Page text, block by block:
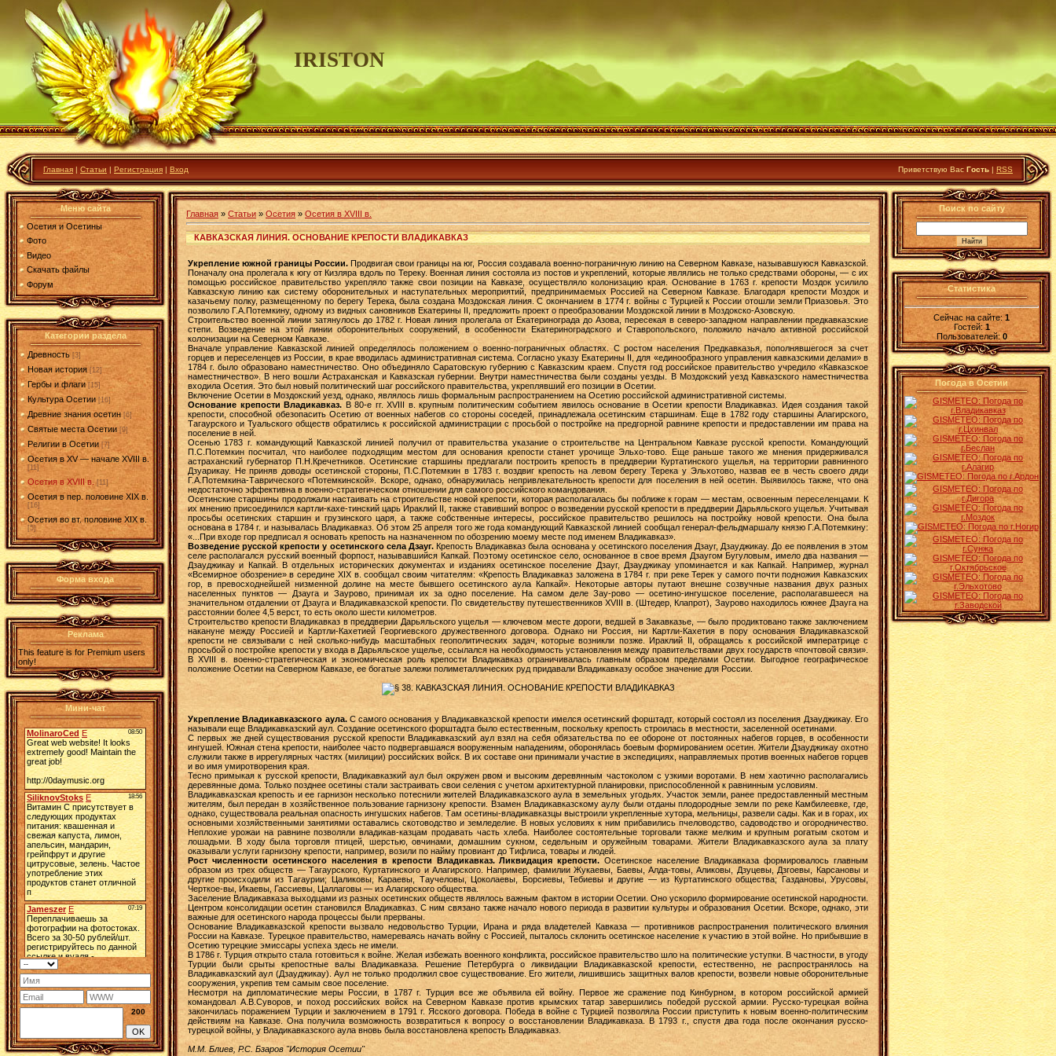
IRISTON
Главная | Статьи | Регистрация | Вход Приветствую Вас Гость | RSS
Меню сайта
Осетия и Осетины
Фото
Видео
Скачать файлы
Форум
Категории раздела
Древность [3]
Новая история [12]
Гербы и флаги [15]
Культура Осетии [16]
Древние знания осетин [6]
Святые места Осетии [9]
Религии в Осетии [7]
Осетия в XV — начале XVIII в.
[11]
Осетия в XVIII в. [11]
Осетия в пер. половине XIX в.
[16]
Осетия во вт. половине XIX в.
[5]
Форма входа
Реклама
This feature is for Premium users
only!
Мини-чат
200
Главная » Статьи » Осетия » Осетия в XVIII в.
КАВКАЗСКАЯ ЛИНИЯ. ОСНОВАНИЕ КРЕПОСТИ ВЛАДИКАВКАЗ
Укрепление южной границы России. Продвигая свои границы на юг, Россия создавала военно-пограничную линию на Северном Кавказе, называвшуюся Кавказской.
Поначалу она пролегала к югу от Кизляра вдоль по Тереку. Военная линия состояла из постов и укреплений, которые являлись не только средствами обороны, — с их
помощью российское правительство укрепляло также свои позиции на Кавказе, осуществляло колонизацию края. Основание в 1763 г. крепости Моздок усилило
Кавказскую линию как систему оборонительных и наступательных мероприятий, предпринимаемых Россией на Северном Кавказе. Благодаря крепости Моздок и
казачьему полку, размещенному по берегу Терека, была создана Моздокская линия. С окончанием в 1774 г. войны с Турцией к России отошли земли Приазовья. Это
позволило Г.А.Потемкину, одному из видных сановников Екатерины II, предложить проект о преобразовании Моздокской линии в Моздокско-Азовскую.
Строительство военной линии затянулось до 1782 г. Новая линия пролегала от Екатеринограда до Азова, пересекая в северо-западном направлении предкавказские
степи. Возведение на этой линии оборонительных сооружений, в особенности Екатериноградского и Ставропольского, положило начало активной российской
колонизации на Северном Кавказе.
Вначале управление Кавказской линией определялось положением о военно-пограничных областях. С ростом населения Предкавказья, пополнявшегося за счет
горцев и переселенцев из России, в крае вводилась административная система. Согласно указу Екатерины II, для «единообразного управления кавказскими делами» в
1784 г. было образовано наместничество. Оно объединяло Саратовскую губернию с Кавказским краем. Спустя год российское правительство учредило «Кавказское
наместничество». В него вошли Астраханская и Кавказская губернии. Внутри наместничества были созданы уезды. В Моздокский уезд Кавказского наместничества
входила Осетия. Это был новый политический шаг российского правительства, укреплявший его позиции в Осетии.
Включение Осетии в Моздокский уезд, однако, являлось лишь формальным распространением на Осетию российской административной системы.
Основание крепости Владикавказ. В 80-е гг. XVIII в. крупным политическим событием явилось основание в Осетии крепости Владикавказ. Идея создания такой
крепости, способной обезопасить Осетию от военных набегов со стороны соседей, принадлежала осетинским старшинам. Еще в 1782 году старшины Алагирского,
Тагаурского и Туальского обществ обратились к российской администрации с просьбой о постройке на предгорной равнине крепости и предоставлении им права на
поселение в ней.
Осенью 1783 г. командующий Кавказской линией получил от правительства указание о строительстве на Центральном Кавказе русской крепости. Командующий
П.С.Потемкин посчитал, что наиболее подходящим местом для основания крепости станет урочище Эльхо-тово. Еще раньше такого же мнения придерживался
астраханский губернатор П.Н.Кречетников. Осетинские старшины предлагали построить крепость в преддверии Куртатинского ущелья, на территории равнинного
Дзуарикау. Не приняв доводы осетинской стороны, П.С.Потемкин в 1783 г. воздвиг крепость на левом берегу Терека у Эльхотово, назвав ее в честь своего дяди
Г.А.Потемкина-Таврического «Потемкинской». Вскоре, однако, обнаружилась непривлекательность крепости для поселения в ней осетин. Выявилось также, что она
недостаточно эффективна в военно-стратегическом отношении для самого российского командования.
Осетинские старшины продолжали настаивать на строительстве новой крепости, которая располагалась бы поближе к горам — местам, освоенным переселенцами. К
их мнению присоединился картли-кахе-тинский царь Ираклий II, также ставивший вопрос о возведении русской крепости в преддверии Дарьяльского ущелья. Учитывая
просьбы осетинских старшин и грузинского царя, а также собственные интересы, российское правительство решилось на постройку новой крепости. Она была
основана в 1784 г. и называлась Владикавказ. Об этом 25 апреля того же года командующий Кавказской линией сообщал генерал-фельдмаршалу князю Г.А.Потемкину:
«...При входе гор предписал я основать крепость на назначенном по обозрению моему месте под именем Владикавказ».
Возведение русской крепости у осетинского села Дзауг.Крепость Владикавказ была основана у осетинского поселения Дзауг, Дзауджикау. До ее появления в этом
селе располагался русский военный форпост, называвшийся Капкай. Поэтому осетинское село, основанное в свое время Дзаугом Бугуловым, имело два названия —
Дзауджикау и Капкай. В отдельных исторических документах и изданиях осетинское поселение Дзауг, Дзауджикау упоминается и как Капкай. Например, журнал
«Всемирное обозрение» в середине XIX в. сообщал своим читателям: «Крепость Владикавказ заложена в 1784 г. при реке Терек у самого почти подножия Кавказских
гор, в превосходнейшей низменной долине на месте бывшего осетинского аула Капкай». Некоторые авторы путают внешне созвучные названия двух разных
населенных пунктов — Дзауга и Заурово, принимая их за одно поселение. На самом деле Зау-рово — осетино-ингушское поселение, располагавшееся на
значительном отдалении от Дзауга и Владикавказской крепости. По свидетельству путешественников XVIII в. (Штедер, Клапрот), Заурово находилось южнее Дзауга на
расстоянии более 4,5 верст, то есть около шести километров.
Строительство крепости Владикавказ в преддверии Дарьяльского ущелья — ключевом месте дороги, ведшей в Закавказье, — было продиктовано также заключением
накануне между Россией и Картли-Кахетией Георгиевского дружественного договора. Однако ни Россия, ни Картли-Кахетия в пору основания Владикавказской
крепости не связывали с ней сколько-нибудь масштабных геополитических задач, которые возникли позже. Ираклий II, обращаясь к российской императрице с
просьбой о постройке крепости у входа в Дарьяльское ущелье, ссылался на необходимость установления между правительствами двух государств «почтовой связи».
В XVIII в. военно-стратегическая и экономическая роль крепости Владикавказ ограничивалась главным образом пределами Осетии. Выгодное географическое
положение Осетии на Северном Кавказе, ее богатые залежи полиметаллических руд придавали Владикавказу особое значение для России.
Укрепление Владикавказского аула.С самого основания у Владикавказской крепости имелся осетинский форштадт, который состоял из поселения Дзауджикау. Его
называли еще Владикавказский аул. Создание осетинского форштадта было естественным, поскольку крепость строилась в местности, заселенной осетинами.
С первых же дней существования русской крепости Владикавказский аул взял на себя обязательства по ее обороне от постоянных набегов горцев, в особенности
ингушей. Южная стена крепости, наиболее часто подвергавшаяся вооруженным нападениям, оборонялась боевым формированием осетин. Жители Дзауджикау охотно
служили также в иррегулярных частях (милиции) российских войск. В их составе они принимали участие в экспедициях, направляемых против военных набегов горцев
и во имя умиротворения края.
Тесно примыкая к русской крепости, Владикавказкий аул был окружен рвом и высоким деревянным частоколом с узкими воротами. В нем хаотично располагались
деревянные дома. Только позднее осетины стали застраивать свои селения с учетом архитектурной планировки, приспособленной к равнинным условиям.
Владикавказская крепость и ее гарнизон несколько потеснили жителей Владикавказского аула в земельных угодьях. Участок земли, ранее предоставленный местным
жителям, был передан в хозяйственное пользование гарнизону крепости. Взамен Владикавказскому аулу были отданы плодородные земли по реке Камбилеевке, где,
однако, существовала реальная опасность ингушских набегов. Там осетины-владикавказцы выстроили укрепленные хутора, мельницы, развели сады. Как и в горах, их
основными хозяйственными занятиями оставались скотоводство и земледелие. В новых условиях к ним прибавились пчеловодство, садоводство и огородничество.
Неплохие урожаи на равнине позволяли владикав-казцам продавать часть хлеба. Наиболее состоятельные торговали также мелким и крупным рогатым скотом и
лошадьми. В ходу была торговля птицей, шерстью, овчинами, домашним сукном, седельным и оружейным товарами. Жители Владикавказского аула за плату
оказывали услуги гарнизону крепости, например, возили по найму провиант до Тифлиса, товары и людей.
Рост численности осетинского населения в крепости Владикавказ. Ликвидация крепости. Осетинское население Владикавказа формировалось главным
образом из трех обществ — Тагаурского, Куртатинского и Алагирского. Например, фамилии Жукаевы, Баевы, Алда-товы, Аликовы, Дзуцевы, Дзгоевы, Карсановы и
другие происходили из Тагаурии; Цаликовы, Караевы, Таучеловы, Цоколаевы, Борсиевы, Тебиевы и другие — из Куртатинского общества; Газдановы, Урусовы,
Черткое-вы, Икаевы, Гассиевы, Цаллаговы — из Алагирского общества.
Заселение Владикавказа выходцами из разных осетинских обществ являлось важным фактом в истории Осетии. Оно ускорило формирование осетинской народности.
Центром консолидации осетин становился Владикавказ. С ним связано также начало нового периода в развитии культуры и образования Осетии. Вскоре, однако, эти
важные для осетинского народа процессы были прерваны.
Основание Владикавказской крепости вызвало недовольство Турции, Ирана и ряда владетелей Кавказа — противников распространения политического влияния
России на Кавказе. Турецкое правительство, намереваясь начать войну с Россией, пыталось склонить осетинское население к участию в этой войне. Но прибывшие в
Осетию турецкие эмиссары успеха здесь не имели.
В 1786 г. Турция открыто стала готовиться к войне. Желая избежать военного конфликта, российское правительство шло на политические уступки. В частности, в угоду
Турции были срыты крепостные валы Владикавказа. Решение Петербурга о ликвидации Владикавказской крепости, естественно, не распространялось на
Владикавказский аул (Дзауджикау). Аул не только продолжил свое существование. Его жители, лишившись защитных валов крепости, возвели новые оборонительные
сооружения, укрепив тем самым свое поселение.
Несмотря на дипломатические меры России, в 1787 г. Турция все же объявила ей войну. Первое же сражение под Кинбурном, в котором российской армией
командовал А.В.Суворов, и поход российских войск на Северном Кавказе против крымских татар завершились победой русской армии. Русско-турецкая война
закончилась поражением Турции и заключением в 1791 г. Ясского договора. Победа в войне с Турцией позволяла России приступить к новым военно-политическим
действиям на Кавказе. Она получила возможность возвратиться к вопросу о восстановлении Владикавказа. В 1793 г., спустя два года после окончания русско-
турецкой войны, у Владикавказского аула вновь была восстановлена крепость Владикавказ.
М.М. Блиев, Р.С. Бзаров "История Осетии"
Поиск по сайту
Статистика
Сейчас на сайте: 1
Гостей:1
Пользователей: 0
Погода в Осетии